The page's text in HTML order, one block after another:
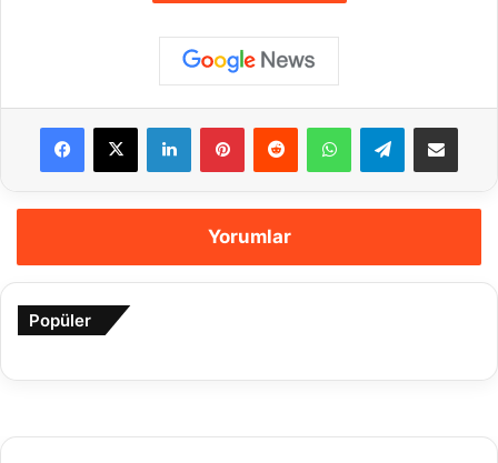
Facebook
X LinkedInPinterestReddit WhatsAppTelegramE-Posta ile
Yorumlar
Popüler